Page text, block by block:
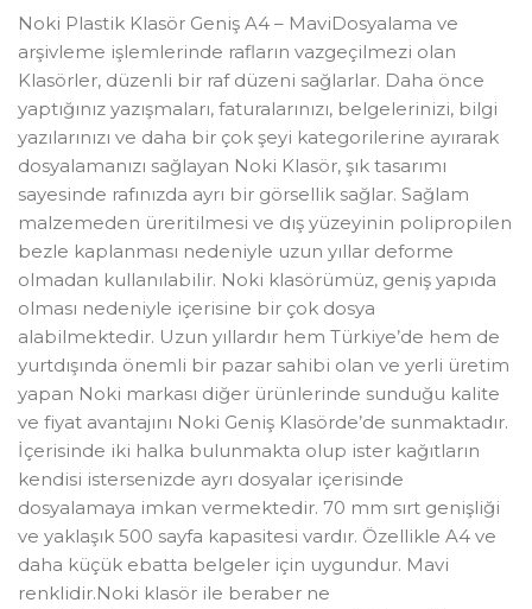
Noki Plastik Klasör Geniş A4 – MaviDosyalama ve
arşivleme işlemlerinde rafların vazgeçilmezi olan
Klasörler, düzenli bir raf düzeni sağlarlar. Daha önce
yaptığınız yazışmaları, faturalarınızı, belgelerinizi, bilgi
yazılarınızı ve daha bir çok şeyi kategorilerine ayırarak
dosyalamanızı sağlayan Noki Klasör, şık tasarımı
sayesinde rafınızda ayrı bir görsellik sağlar. Sağlam
malzemeden üreritilmesi ve dış yüzeyinin polipropilen
bezle kaplanması nedeniyle uzun yıllar deforme
olmadan kullanılabilir. Noki klasörümüz, geniş yapıda
olması nedeniyle içerisine bir çok dosya
alabilmektedir. Uzun yıllardır hem Türkiye’de hem de
yurtdışında önemli bir pazar sahibi olan ve yerli üretim
yapan Noki markası diğer ürünlerinde sunduğu kalite
ve fiyat avantajını Noki Geniş Klasörde’de sunmaktadır.
İçerisinde iki halka bulunmakta olup ister kağıtların
kendisi istersenizde ayrı dosyalar içerisinde
dosyalamaya imkan vermektedir. 70 mm sırt genişliği
ve yaklaşık 500 sayfa kapasitesi vardır. Özellikle A4 ve
daha küçük ebatta belgeler için uygundur. Mavi
renklidir.Noki klasör ile beraber ne